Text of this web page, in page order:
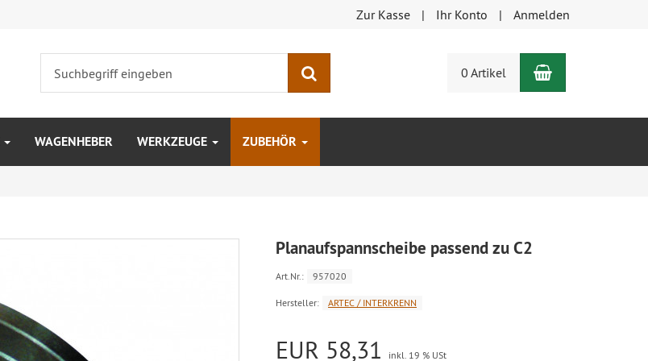
Zur Kasse Ihr Konto Anmelden
0 Artikel Warenkorb
WAGENHEBER WERKZEUGE ZUBEHÖR
Planaufspannscheibe passend zu C2
Art.Nr.: 957020
Hersteller: ARTEC / INTERKRENN
EUR 58,31 inkl. 19 % USt